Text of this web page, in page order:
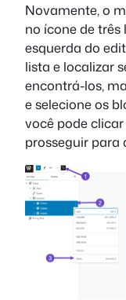
Novamente, o
no ícone de três
esquerda do
lista e localizar
encontrá-los,
e selecione os
você pode
prosseguir para